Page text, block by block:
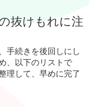
抜けもれに注
手続きを後回しにし
、以下のリストで
理して、早めに完了